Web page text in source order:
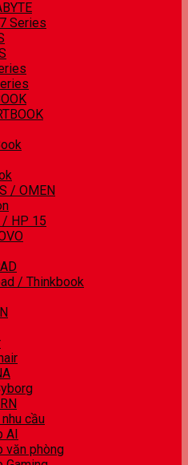
Series
/ OMEN
/ HP 15
/ Thinkbook
cầu
AI
văn phòng